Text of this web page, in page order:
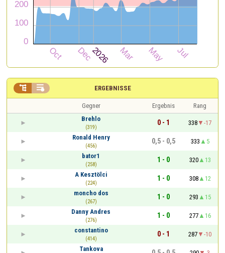
ERGEBNISSE
 
Gegner Ergebnis
Rang
Brehlo
(319)
0 - 1 338
-17
Ronald Henry
(456)
0,5 - 0,5 333
5
bator1
(258)
1 - 0 320
13
A Kesztölci
(224)
1 - 0 308
12
moncho dos
(267)
1 - 0 293
15
Danny Andres
(276)
1 - 0 277
16
constantino
(414)
0 - 1 287
-10
Tankova